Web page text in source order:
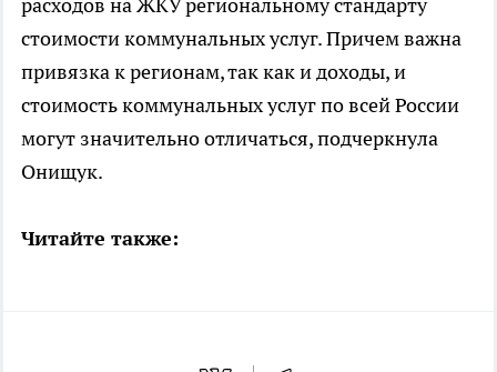
стоимости коммунальных услуг. Причем важна
привязка к регионам, так как и доходы, и
стоимость коммунальных услуг по всей России
могут значительно отличаться, подчеркнула
Онищук.
Читайте также: